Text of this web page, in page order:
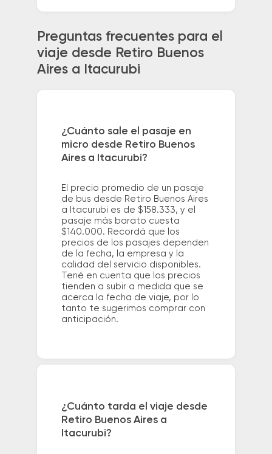
Preguntas frecuentes para el
viaje desde Retiro Buenos
Aires a Itacurubi
¿Cuánto sale el pasaje en
micro desde Retiro Buenos
Aires a Itacurubi?
El precio promedio de un pasaje
de bus desde Retiro Buenos Aires
a Itacurubi es de $158.333, y el
pasaje más barato cuesta
$140.000. Recordá que los
precios de los pasajes dependen
de la fecha, la empresa y la
calidad del servicio disponibles.
Tené en cuenta que los precios
tienden a subir a medida que se
acerca la fecha de viaje, por lo
tanto te sugerimos comprar con
anticipación.
¿Cuánto tarda el viaje desde
Retiro Buenos Aires a
Itacurubi?